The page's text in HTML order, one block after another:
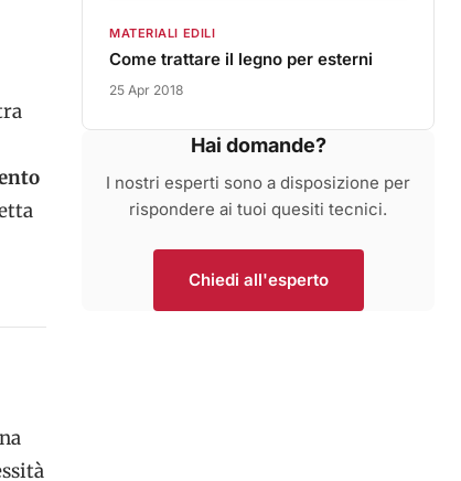
MATERIALI EDILI
Come trattare il legno per esterni
25 Apr 2018
Hai domande?
I nostri esperti sono a disposizione per
rispondere ai tuoi quesiti tecnici.
Chiedi all'esperto